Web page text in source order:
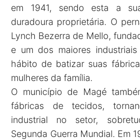
em 1941, sendo esta a
duradoura proprietária. O
Lynch Bezerra de Mello,
e um dos maiores
hábito de batizar suas
mulheres da família.
O município de Magé
fábricas de tecidos,
industrial no setor,
Segunda Guerra Mundial. Em